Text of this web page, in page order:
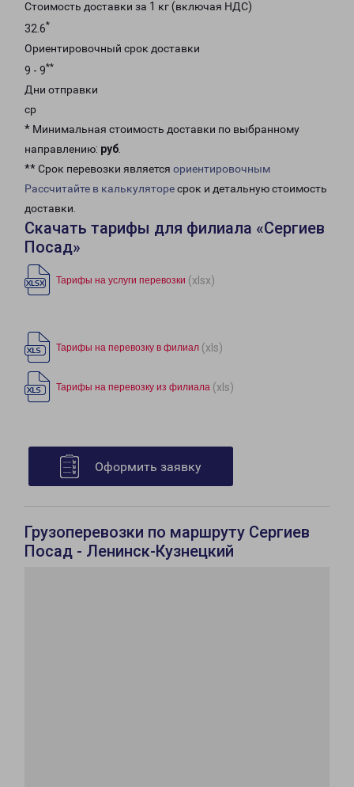
Стоимость доставки за 1 кг (включая НДС)
32.6*
Ориентировочный срок доставки
9 - 9**
Дни отправки
ср
* Минимальная стоимость доставки по выбранному
направлению: руб.
** Срок перевозки является ориентировочным
Рассчитайте в калькуляторесрок и детальную стоимость
доставки.
Скачать тарифы для филиала «Сергиев
Посад»
Тарифы на услуги перевозки (xlsx)
Тарифы на перевозку в филиал (xls)
Тарифы на перевозку из филиала (xls)
Оформить заявку
Грузоперевозки по маршруту Сергиев
Посад - Ленинск-Кузнецкий